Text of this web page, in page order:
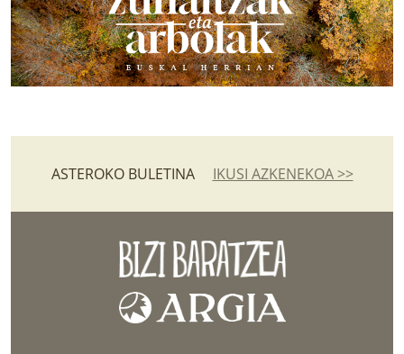
ASTEROKO BULETINA IKUSI AZKENEKOA >>